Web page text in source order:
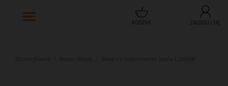
KOSZYK ZALOGUJ SIĘ